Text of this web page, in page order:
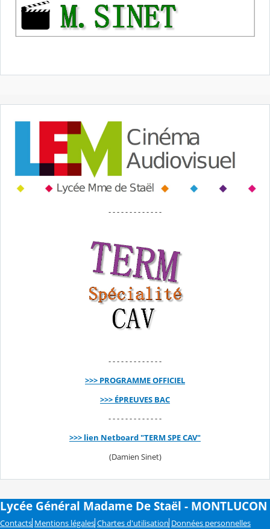
- - - - - - - - - - - - -
- - - - - - - - - - - - -
>>> PROGRAMME OFFICIEL
>>> ÉPREUVES BAC
- - - - - - - - - - - - -
>>> lien Netboard "TERM SPE CAV"
(Damien Sinet)
Lycée Général Madame De Staël - MONTLUCON
Contacts Mentions légales Chartes d'utilisation Données personnelles